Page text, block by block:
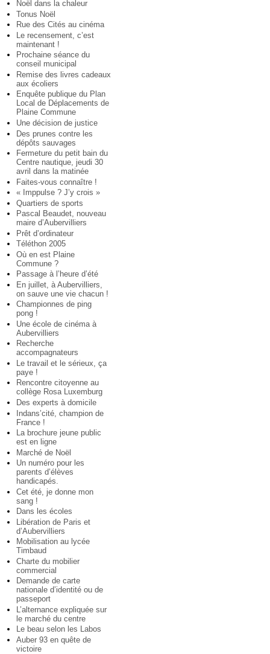
Noël dans la chaleur
Tonus Noël
Rue des Cités au cinéma
Le recensement, c’est
maintenant !
Prochaine séance du
conseil municipal
Remise des livres cadeaux
aux écoliers
Enquête publique du Plan
Local de Déplacements de
Plaine Commune
Une décision de justice
Des prunes contre les
dépôts sauvages
Fermeture du petit bain du
Centre nautique, jeudi 30
avril dans la matinée
Faites-vous connaître !
« Imppulse ? J’y crois »
Quartiers de sports
Pascal Beaudet, nouveau
maire d’Aubervilliers
Prêt d’ordinateur
Téléthon 2005
Où en est Plaine
Commune ?
Passage à l’heure d’été
En juillet, à Aubervilliers,
on sauve une vie chacun !
Championnes de ping
pong !
Une école de cinéma à
Aubervilliers
Recherche
accompagnateurs
Le travail et le sérieux, ça
paye !
Rencontre citoyenne au
collège Rosa Luxemburg
Des experts à domicile
Indans’cité, champion de
France !
La brochure jeune public
est en ligne
Marché de Noël
Un numéro pour les
parents d’élèves
handicapés.
Cet été, je donne mon
sang !
Dans les écoles
Libération de Paris et
d’Aubervilliers
Mobilisation au lycée
Timbaud
Charte du mobilier
commercial
Demande de carte
nationale d’identité ou de
passeport
L’alternance expliquée sur
le marché du centre
Le beau selon les Labos
Auber 93 en quête de
victoire